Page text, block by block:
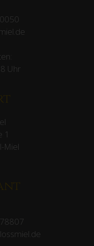
Uhr
1
Miel